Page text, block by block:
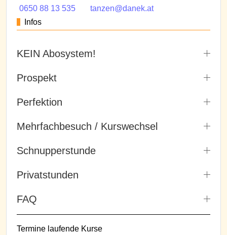
0650 88 13 535
tanzen@danek.at
Infos
KEIN Abosystem!
Prospekt
Perfektion
Mehrfachbesuch / Kurswechsel
Schnupperstunde
Privatstunden
FAQ
Termine laufende Kurse